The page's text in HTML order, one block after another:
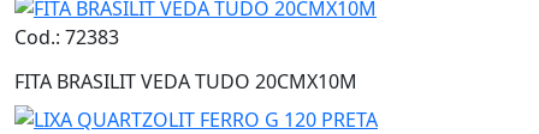
Cod.: 72383
FITA BRASILIT VEDA TUDO 20CMX10M